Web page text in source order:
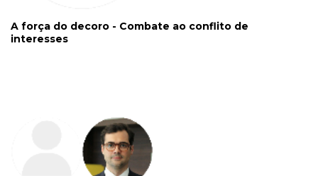
A força do decoro - Combate ao conflito de
interesses